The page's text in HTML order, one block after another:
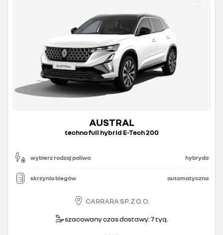
AUSTRAL
techno full hybrid E-Tech 200
wybierz rodzaj paliwa hybryda
skrzynia biegów automatyczna
CARRARA SP. Z O.O.
szacowany czas dostawy: 7 tyg.